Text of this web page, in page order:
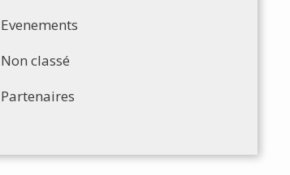
Evenements
Non classé
Partenaires